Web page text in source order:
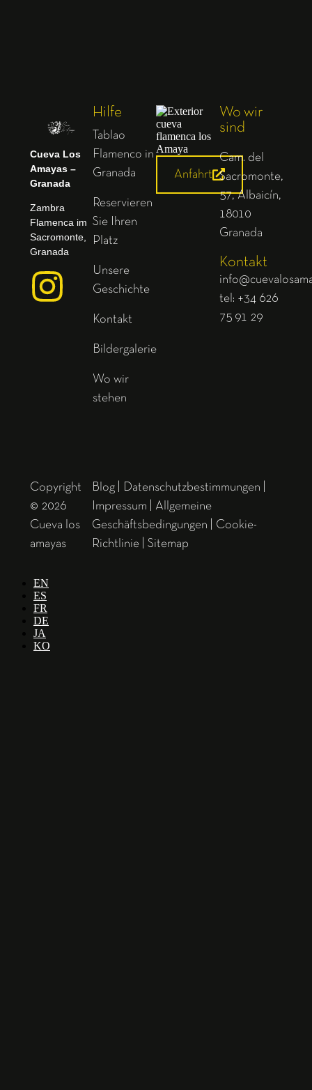
Cueva Los
Amayas –
Granada
Zambra
Flamenca im
Sacromonte,
Granada
Hilfe
Tablao
Flamenco in
Granada
Reservieren
Sie Ihren
Platz
Unsere
Geschichte
Kontakt
Bildergalerie
Wo wir
stehen
Anfahrt
Wo wir
sind
Cam. del
Sacromonte,
57, Albaicín,
18010
Granada
Kontakt
tel: +34 626
75 91 29
Copyright
© 2026
Cueva los
amayas
Blog| Datenschutzbestimmungen
Impressum
Allgemeine
Geschäftsbedingungen
Cookie-
Richtlinie| Sitemap
EN
ES
FR
DE
JA
KO